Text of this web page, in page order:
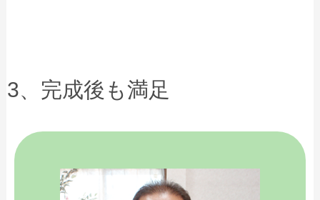
3、完成後も満足